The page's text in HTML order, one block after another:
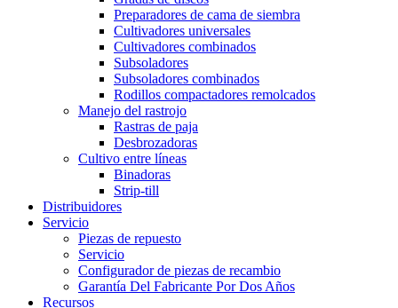
Preparadores de cama de siembra
Cultivadores universales
Cultivadores combinados
Subsoladores
Subsoladores combinados
Rodillos compactadores remolcados
Manejo del rastrojo
Rastras de paja
Desbrozadoras
Cultivo entre líneas
Binadoras
Strip-till
Distribuidores
Servicio
Piezas de repuesto
Servicio
Configurador de piezas de recambio
Garantía Del Fabricante Por Dos Años
Recursos